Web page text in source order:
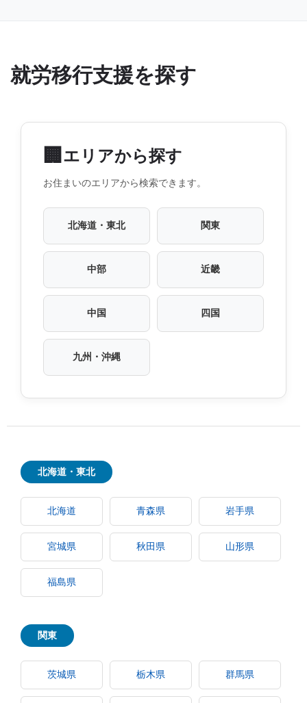
就労移行支援を探す
🏢 エリアから探す
お住まいのエリアから検索できます。
北海道・東北 関東
中部 近畿
中国 四国
九州・沖縄
北海道・東北
北海道 青森県 岩手県
宮城県 秋田県 山形県
福島県
関東
茨城県 栃木県 群馬県